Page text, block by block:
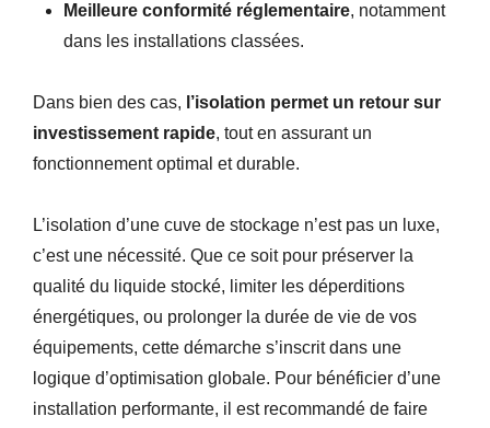
Meilleure conformité réglementaire, notamment
dans les installations classées.
Dans bien des cas, l’isolation permet un retour sur
investissement rapide, tout en assurant un
fonctionnement optimal et durable.
L’isolation d’une cuve de stockage n’est pas un luxe,
c’est une nécessité. Que ce soit pour préserver la
qualité du liquide stocké, limiter les déperditions
énergétiques, ou prolonger la durée de vie de vos
équipements, cette démarche s’inscrit dans une
logique d’optimisation globale. Pour bénéficier d’une
installation performante, il est recommandé de faire